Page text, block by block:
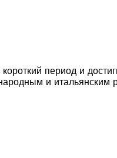
период и
и итальянским